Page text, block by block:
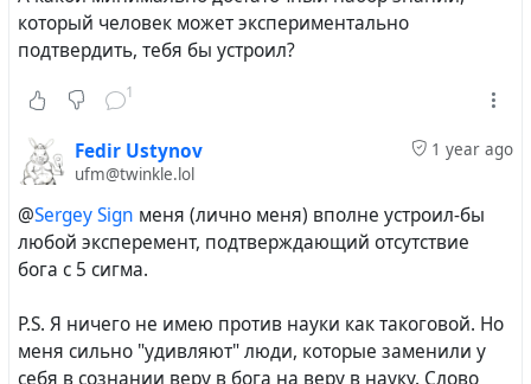
который человек может экспериментально
подтвердить, тебя бы устроил?
1
1 year ago
Fedir Ustynov
ufm@twinkle.lol
@Sergey Sign меня (лично меня) вполне устроил-бы
любой эксперемент, подтверждающий отсутствие
бога с 5 сигма.
P.S. Я ничего не имею против науки как такоговой. Но
меня сильно "удивляют" люди, которые заменили у
себя в сознании веру в бога на веру в науку. Слово